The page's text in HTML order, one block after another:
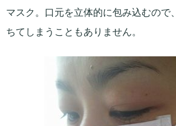
マスク。口元を立体的に包み込むので、
ちてしまうこともありません。